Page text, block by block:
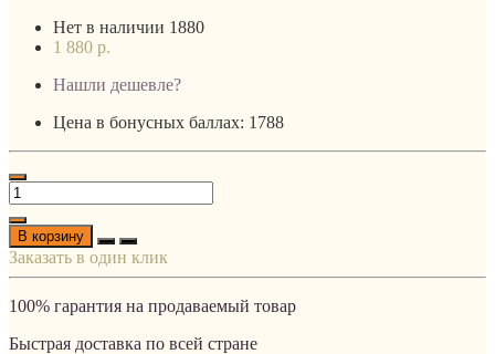
Нет в наличии 1880
1 880 р.
Нашли дешевле?
Цена в бонусных баллах: 1788
В корзину
Заказать в один клик
100% гарантия на продаваемый товар
Быстрая доставка по всей стране